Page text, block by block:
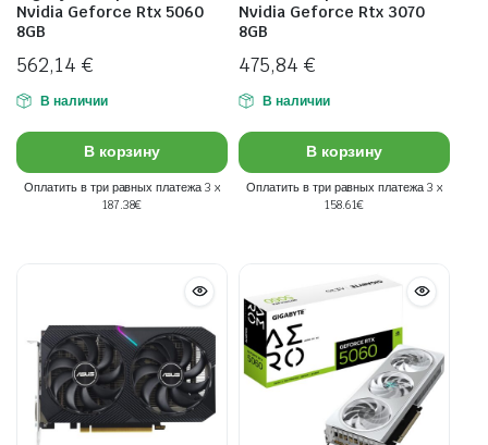
Nvidia Geforce Rtx 5060
8GB
562,14 €
В наличии
В корзину
Оплатить в три равных платежа 3 x
187.38€
Nvidia Geforce Rtx 3070
8GB
475,84 €
В наличии
В корзину
Оплатить в три равных платежа 3 x
158.61€